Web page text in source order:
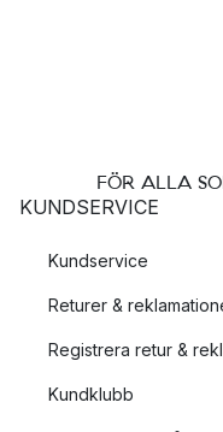
FÖR ALLA
KUNDSERVICE
Kundservice
Returer &
Registrera retur &
Kundklubb